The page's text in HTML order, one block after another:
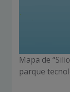
Mapa de
parque